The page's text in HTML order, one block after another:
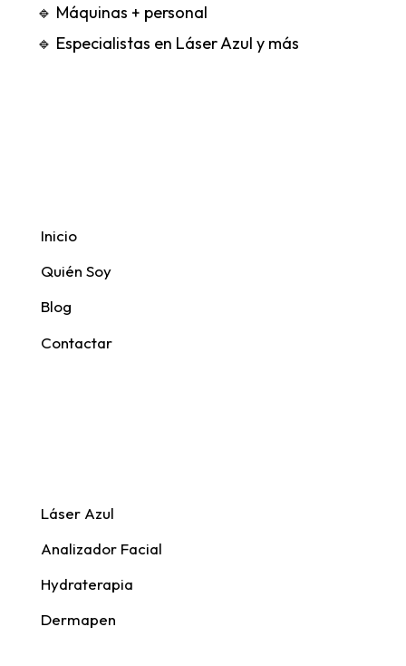
🔹 Máquinas + personal
🔹 Especialistas en Láser Azul y más
Inicio
Quién Soy
Blog
Contactar
Láser Azul
Analizador Facial
Hydraterapia
Dermapen